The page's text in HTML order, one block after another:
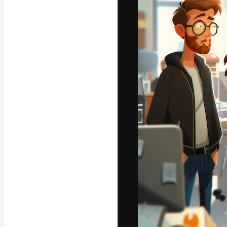
La piattaforma
migliori lavori.
creativi,
Italiano
Copyright © 2010-